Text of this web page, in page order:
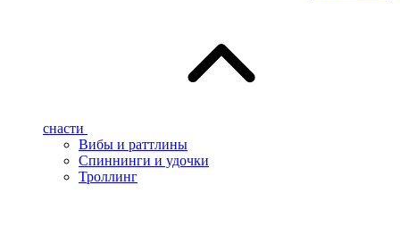
снасти
Вибы и раттлины
Спиннинги и удочки
Троллинг